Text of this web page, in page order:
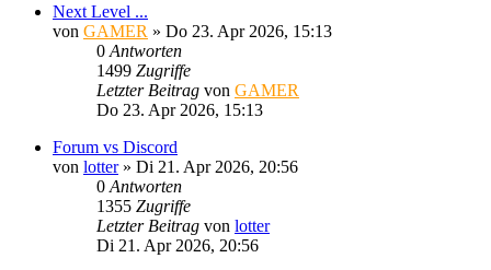
Next Level ...
von GAMER » Do 23. Apr 2026, 15:13
0 Antworten
1499 Zugriffe
Letzter Beitrag von GAMER
Do 23. Apr 2026, 15:13
Forum vs Discord
von lotter» Di 21. Apr 2026, 20:56
0 Antworten
1355 Zugriffe
Letzter Beitrag von lotter
Di 21. Apr 2026, 20:56